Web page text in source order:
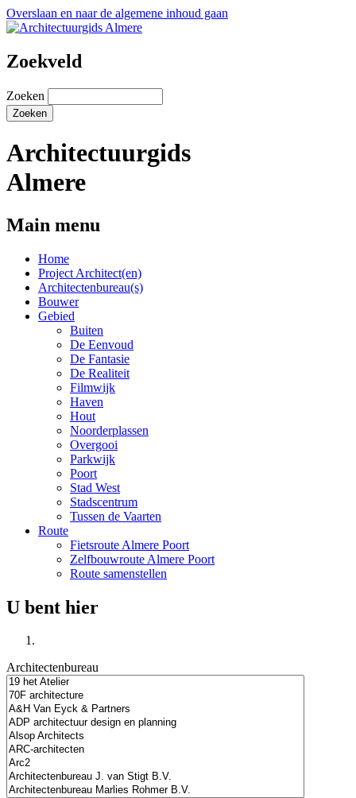
Overslaan en naar de algemene inhoud gaan
Zoekveld
Zoeken
Architectuurgids
Almere
Main menu
Home
Project Architect(en)
Architectenbureau(s)
Bouwer
Gebied
Buiten
De Eenvoud
De Fantasie
De Realiteit
Filmwijk
Haven
Hout
Noorderplassen
Overgooi
Parkwijk
Poort
Stad West
Stadscentrum
Tussen de Vaarten
Route
Fietsroute Almere Poort
Zelfbouwroute Almere Poort
Route samenstellen
U bent hier
Architectenbureau